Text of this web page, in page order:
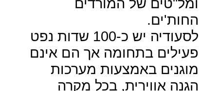
החות'ים.
לסעודיה יש כ-100 שדות נפט
פעילים בתחומה אך הם אינם
מוגנים באמצעות מערכות
הגנה אווירית, בכל מקרה